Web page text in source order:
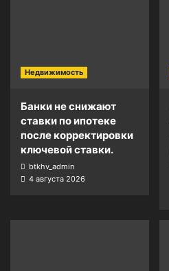
Недвижимость
Банки не снижают
ставки по ипотеке
после корректировки
ключевой ставки.
btkhv_admin
4 августа 2026